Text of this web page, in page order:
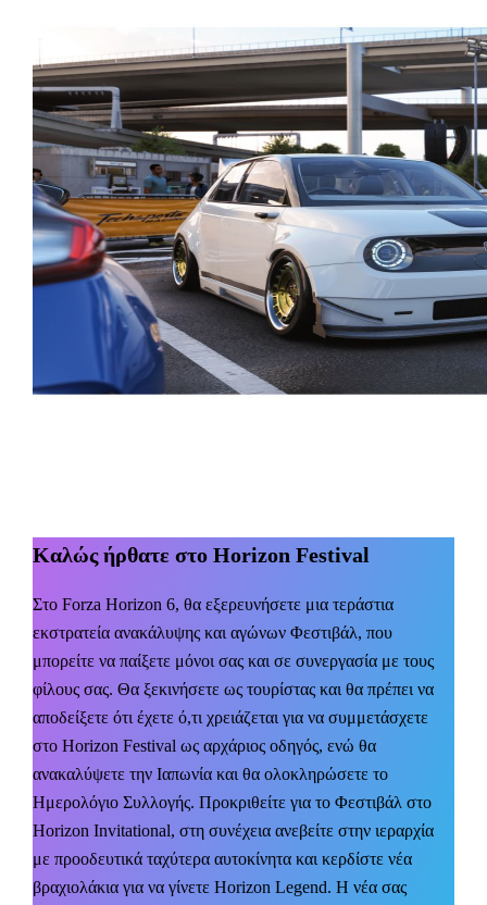
Καλώς ήρθατε στο Horizon Festival
Στο Forza Horizon 6, θα εξερευνήσετε μια τεράστια
εκστρατεία ανακάλυψης και αγώνων Φεστιβάλ, που
μπορείτε να παίξετε μόνοι σας και σε συνεργασία με τους
φίλους σας. Θα ξεκινήσετε ως τουρίστας και θα πρέπει να
αποδείξετε ότι έχετε ό,τι χρειάζεται για να συμμετάσχετε
στο Horizon Festival ως αρχάριος οδηγός, ενώ θα
ανακαλύψετε την Ιαπωνία και θα ολοκληρώσετε το
Ημερολόγιο Συλλογής. Προκριθείτε για το Φεστιβάλ στο
Horizon Invitational, στη συνέχεια ανεβείτε στην ιεραρχία
με προοδευτικά ταχύτερα αυτοκίνητα και κερδίστε νέα
βραχιολάκια για να γίνετε Horizon Legend. Η νέα σας